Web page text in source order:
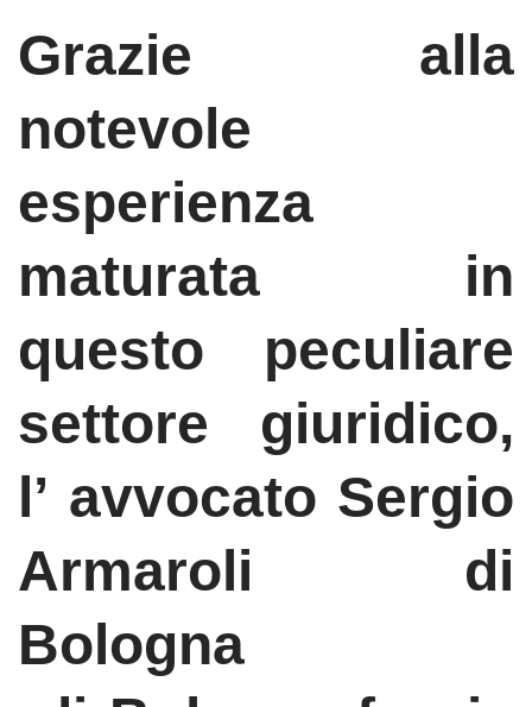
Grazie alla
notevole
esperienza
maturata in
questo peculiare
settore giuridico,
l’ avvocato Sergio
Armaroli di
Bologna